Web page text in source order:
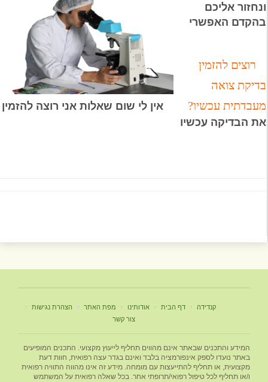
ונחזור אליכם
בהקדם האפשרי
רוצים להזמין
בדיקת צואה
מעבדתית עכשיו?
אין לי שום שאלות אני רוצה להזמין
את הבדיקה עכשיו
קנדידה דף הבית אודותינו מפת האתר
הצהרת נגישות
צור קשר
המידע והתכנים שבאתר אינם מהווים תחליף לייעוץ מקצועי. התכנים המופיעים
באתר נועדו לספק אינפורמציה בלבד ואינם בגדר עצה רפואית, חוות דעת
מקצועית, או תחליף להתייעצות עם מומחה. מידע זה אינו מהווה התוויה רפואית
ו/או תחליף לכל טיפול רפואי/תרופתי אחר. בכל שאלה רפואית על המשתמש